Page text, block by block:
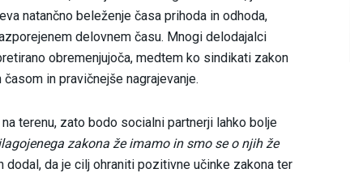
natančno beleženje časa prihoda in odhoda,
delovnem času. Mnogi delodajalci
obremenjujoča, medtem ko sindikati zakon
in pravičnejše nagrajevanje.
terenu, zato bodo socialni partnerji lahko bolje
zakona že imamo in smo se o njih že
dodal, da je cilj ohraniti pozitivne učinke zakona ter